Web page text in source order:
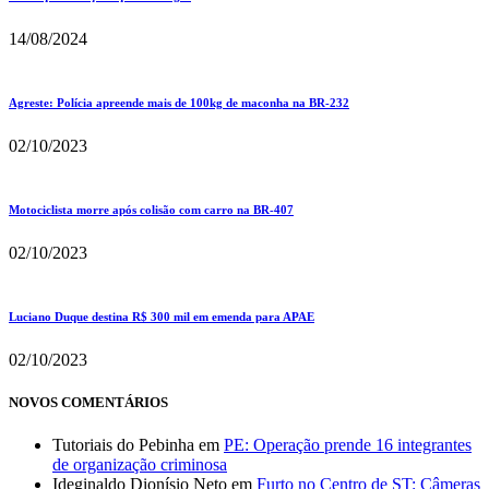
14/08/2024
Agreste: Polícia apreende mais de 100kg de maconha na BR-232
02/10/2023
Motociclista morre após colisão com carro na BR-407
02/10/2023
Luciano Duque destina R$ 300 mil em emenda para APAE
02/10/2023
NOVOS COMENTÁRIOS
Tutoriais do Pebinha em PE: Operação prende 16 integrantes
de organização criminosa
Ideginaldo Dionísio Neto em Furto no Centro de ST: Câmeras